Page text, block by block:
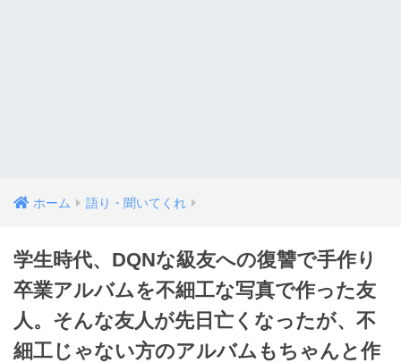
ホーム 語り・聞いてくれ
学生時代、DQNな級友への復讐で手作り
卒業アルバムを不細工な写真で作った友
人。そんな友人が先日亡くなったが、不
細工じゃない方のアルバムもちゃんと作